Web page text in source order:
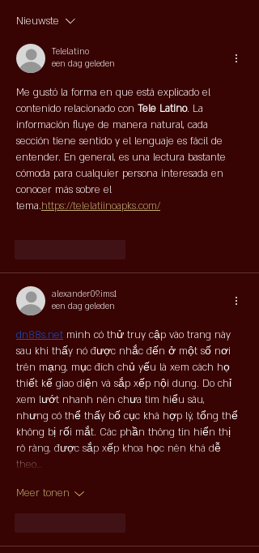
Nieuwste
Telelatino
een dag geleden
Me gustó la forma en que está explicado el
contenido relacionado con Tele Latino. La
información fluye de manera natural, cada
sección tiene sentido y el lenguaje es fácil de
entender. En general, es una lectura bastante
cómoda para cualquier persona interesada en
conocer más sobre el
tema.https://telelatiinoapks.com/
alexander09.ims1
een dag geleden
dn88s.net mình có thử truy cập vào trang này
sau khi thấy nó được nhắc đến ở một số nơi
trên mạng, mục đích chủ yếu là xem cách họ
thiết kế giao diện và sắp xếp nội dung. Do chỉ
xem lướt nhanh nên chưa tìm hiểu sâu,
nhưng có thể thấy bố cục khá hợp lý, tổng thể
không bị rối mắt. Các phần thông tin hiển thị
rõ ràng, được sắp xếp khoa học nên khá dễ
theo…
Meer tonen